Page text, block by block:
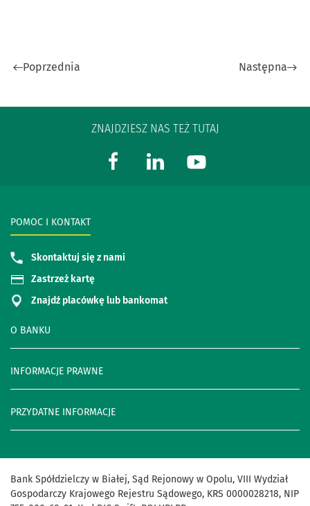
Poprzednia Następna
ZNAJDZIESZ NAS TEŻ TUTAJ
O BANKU
INFORMACJE PRAWNE
PRZYDATNE INFORMACJE
POMOC I KONTAKT
Skontaktuj się z nami
Zastrzeż kartę
Znajdź placówkę lub bankomat
Bank Spółdzielczy w Białej, Sąd Rejonowy w Opolu, VIII Wydział
Gospodarczy Krajowego Rejestru Sądowego, KRS 0000028218, NIP